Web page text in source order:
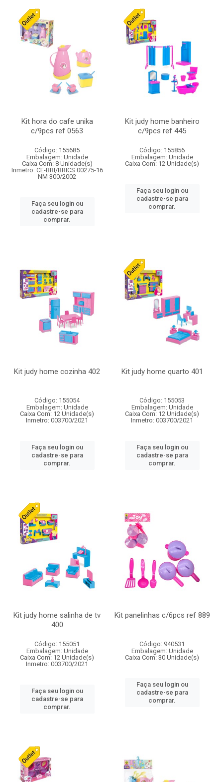
Kit hora do cafe unika
c/9pcs ref 0563
Código: 155685
Embalagem: Unidade
Caixa Com: 8 Unidade(s)
Inmetro: CE-BRI/BRICS 00275-16
NM 300/2002
Faça seu login ou
cadastre-se para
comprar.
Kit judy home banheiro
c/9pcs ref 445
Código: 155856
Embalagem: Unidade
Caixa Com: 12 Unidade(s)
Faça seu login ou
cadastre-se para
comprar.
Kit judy home cozinha 402
Código: 155054
Embalagem: Unidade
Caixa Com: 12 Unidade(s)
Inmetro: 003700/2021
Faça seu login ou
cadastre-se para
comprar.
Kit judy home quarto 401
Código: 155053
Embalagem: Unidade
Caixa Com: 12 Unidade(s)
Inmetro: 003700/2021
Faça seu login ou
cadastre-se para
comprar.
Kit judy home salinha de tv
400
Código: 155051
Embalagem: Unidade
Caixa Com: 12 Unidade(s)
Inmetro: 003700/2021
Faça seu login ou
cadastre-se para
comprar.
Kit panelinhas c/6pcs ref 889
Código: 940531
Embalagem: Unidade
Caixa Com: 30 Unidade(s)
Faça seu login ou
cadastre-se para
comprar.